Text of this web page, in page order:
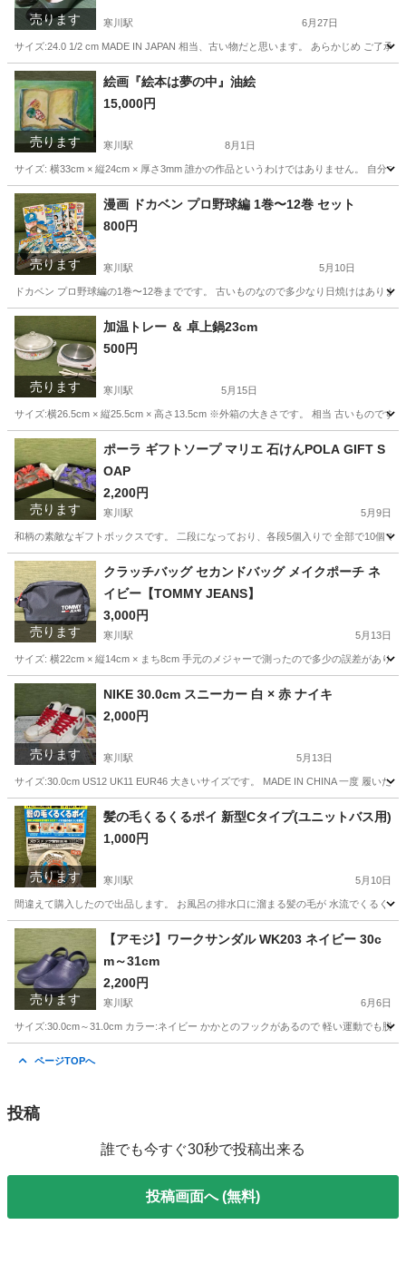
売ります 寒川駅 6月27日
サイズ:24.0 1/2 cm MADE IN JAPAN 相当、古い物だと思います。 あらかじめ ご了
神奈川 高座郡 寒川駅 靴 需要
売ります
絵画『絵本は夢の中』油絵
15,000円
寒川駅 8月1日
サイズ: 横33cm × 縦24cm × 厚さ3mm 誰かの作品というわけではありません。 自分
神奈川 高座郡 寒川駅 その他 需要
売ります
漫画 ドカベン プロ野球編 1巻〜12巻 セット
800円
寒川駅 5月10日
ドカベン プロ野球編の1巻〜12巻までです。 古いものなので多少なり日焼けはあり
神奈川 高座郡 寒川駅 マンガ、コミック、アニメ
売ります
加温トレー ＆ 卓上鍋23cm
500円
寒川駅 5月15日
サイズ:横26.5cm × 縦25.5cm × 高さ13.5cm ※外箱の大きさです。 相当 古いものです
神奈川 高座郡 寒川駅 需要
売ります
ポーラ ギフトソープ マリエ 石けんPOLA GIFT S
OAP
2,200円
寒川駅 5月9日
和柄の素敵なギフトボックスです。 二段になっており、各段5個入りで 全部で10個で
神奈川 高座郡 寒川駅 家庭用品 POLA
売ります
クラッチバッグ セカンドバッグ メイクポーチ ネ
イビー【TOMMY JEANS】
3,000円
寒川駅 5月13日
サイズ: 横22cm × 縦14cm × まち8cm 手元のメジャーで測ったので多少の誤差があり
神奈川 高座郡 クラッチバッグ
売ります
NIKE 30.0cm スニーカー 白 × 赤 ナイキ
2,000円
寒川駅 5月13日
サイズ:30.0cm US12 UK11 EUR46 大きいサイズです。 MADE IN CHINA 一度 履いた
神奈川 高座郡 寒川駅 靴 NIKE
売ります
髪の毛くるくるポイ 新型Cタイプ(ユニットバス用)
1,000円
寒川駅 5月10日
間違えて購入したので出品します。 お風呂の排水口に溜まる髪の毛が 水流でくるく
神奈川 高座郡 寒川駅 家庭用品 ユニットバス
売ります
【アモジ】ワークサンダル WK203 ネイビー 30c
m～31cm
2,200円
寒川駅 6月6日
サイズ:30.0cm～31.0cm カラー:ネイビー かかとのフックがあるので 軽い運動でも脱
ページTOPへ
投稿
誰でも今すぐ30秒で投稿出来る
投稿画面へ (無料)